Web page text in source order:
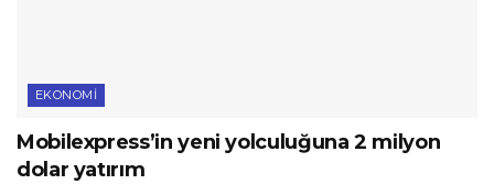
EKONOMI
Mobilexpress’in yeni yolculuğuna 2 milyon
dolar yatırım